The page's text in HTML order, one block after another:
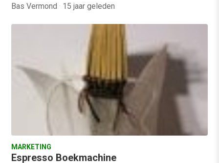
Bas Vermond · 15 jaar geleden
MARKETING
Espresso Boekmachine